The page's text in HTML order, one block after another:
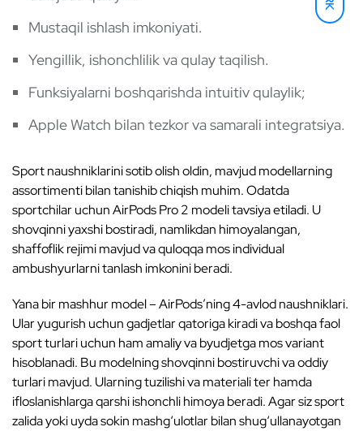
Mustaqil ishlash imkoniyati.
Yengillik, ishonchlilik va qulay taqilish.
Funksiyalarni boshqarishda intuitiv qulaylik;
Apple Watch bilan tezkor va samarali integratsiya.
Sport naushniklarini sotib olish oldin, mavjud modellarning
assortimenti bilan tanishib chiqish muhim. Odatda
sportchilar uchun AirPods Pro 2 modeli tavsiya etiladi. U
shovqinni yaxshi bostiradi, namlikdan himoyalangan,
shaffoflik rejimi mavjud va quloqqa mos individual
ambushyurlarni tanlash imkonini beradi.
Yana bir mashhur model – AirPods’ning 4-avlod naushniklari.
Ular yugurish uchun gadjetlar qatoriga kiradi va boshqa faol
sport turlari uchun ham amaliy va byudjetga mos variant
hisoblanadi. Bu modelning shovqinni bostiruvchi va oddiy
turlari mavjud. Ularning tuzilishi va materiali ter hamda
ifloslanishlarga qarshi ishonchli himoya beradi. Agar siz sport
zalida yoki uyda sokin mashg‘ulotlar bilan shug‘ullanayotgan